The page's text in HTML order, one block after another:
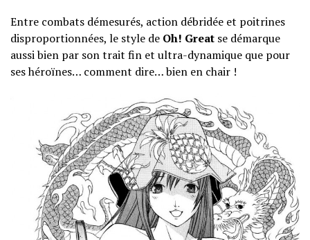
Entre combats démesurés, action débridée et poitrines
disproportionnées, le style de Oh! Great se démarque
aussi bien par son trait fin et ultra-dynamique que pour
ses héroïnes… comment dire… bien en chair !